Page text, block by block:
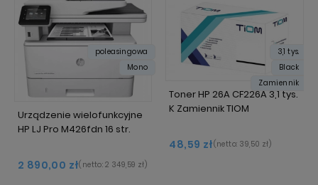
poleasingowa
Mono
Urządzenie wielofunkcyjne
HP LJ Pro M426fdn 16 str.
2 890,00 zł(netto: 2 349,59 zł)
3,1 tys.
Black
Zamiennik
Toner HP 26A CF226A 3,1 tys.
K Zamiennik TIOM
48,59 zł(netto: 39,50 zł)